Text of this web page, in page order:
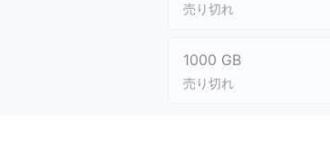
売り切れ
1000 GB
売り切れ